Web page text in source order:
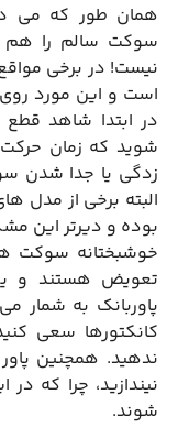
همان طور که می
سوکت سالم را هم
نیست! در برخی
است و این مورد روی
در ابتدا شاهد
شوید که زمان
زدگی یا جدا شدن
البته برخی از مدل
بوده و دیرتر این
خوشبختانه سوکت
تعویض هستند و
پاوربانک به شمار
کانکتورها سعی
ندهید. همچنین‌
نیندازید، چرا که
شوند.